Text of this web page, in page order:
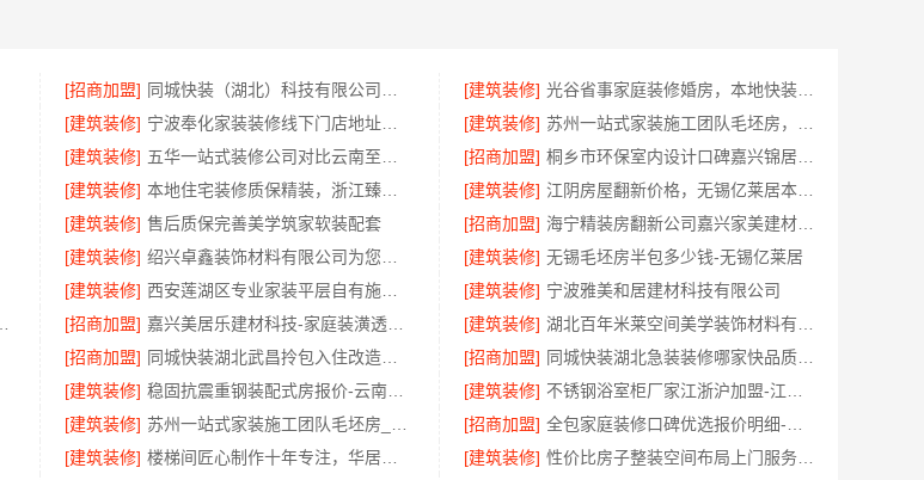
[招商加盟] [建筑装修]
光谷省事家庭装修婚房，本地快装（湖北）科技环保整装
[建筑装修] [建筑装修]
[建筑装修] [招商加盟]
[建筑装修] [建筑装修]
江阴房屋翻新价格，无锡亿莱居本地化服务首选
[建筑装修] 售后质保完善美学筑家软装配套 [招商加盟]
海宁精装房翻新公司嘉兴家美建材科技有限公司品质保障
[建筑装修] [建筑装修] 无锡毛坯房半包多少钱-无锡亿莱居
[建筑装修] [建筑装修] 宁波雅美和居建材科技有限公司
[招商加盟] [建筑装修]
[招商加盟] [招商加盟]
同城快装湖北急装装修哪家快品质施工保障
[建筑装修] [建筑装修]
[建筑装修] [招商加盟]
[建筑装修] [建筑装修]
性价比房子整装空间布局上门服务-浙江乐享新材料有限公司